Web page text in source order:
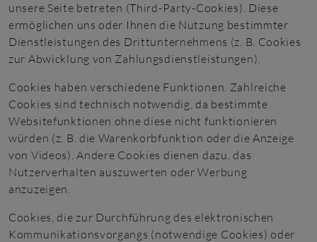
unsere Seite betreten (Third-Party-Cookies). Diese
ermöglichen uns oder Ihnen die Nutzung bestimmter
Dienstleistungen des Drittunternehmens (z. B. Cookies
zur Abwicklung von Zahlungsdienstleistungen).
Cookies haben verschiedene Funktionen. Zahlreiche
Cookies sind technisch notwendig, da bestimmte
Websitefunktionen ohne diese nicht funktionieren
würden (z. B. die Warenkorbfunktion oder die Anzeige
von Videos). Andere Cookies dienen dazu, das
Nutzerverhalten auszuwerten oder Werbung
anzuzeigen.
Cookies, die zur Durchführung des elektronischen
Kommunikationsvorgangs (notwendige Cookies) oder